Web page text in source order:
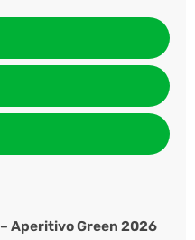
Aperitivo Green 2026